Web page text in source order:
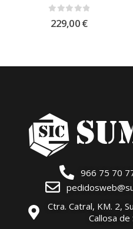
0out of 5
229,00€
966 75 70
Ctra. Catral, KM. 2,
Callosa de